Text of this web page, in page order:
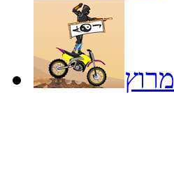
מרוץ